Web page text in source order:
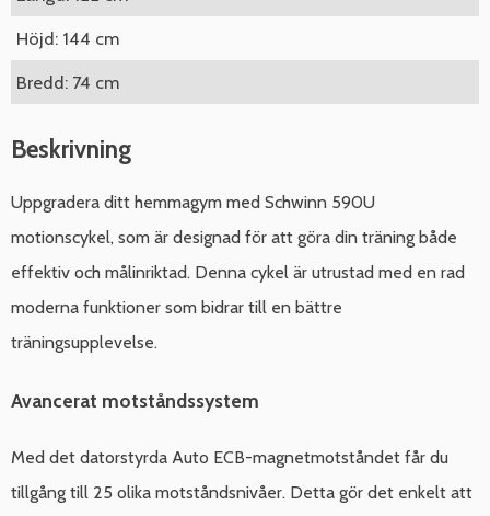
Höjd: 144 cm
Bredd: 74 cm
Beskrivning
Uppgradera ditt hemmagym med Schwinn 590U
motionscykel, som är designad för att göra din träning både
effektiv och målinriktad. Denna cykel är utrustad med en rad
moderna funktioner som bidrar till en bättre
träningsupplevelse.
Avancerat motståndssystem
Med det datorstyrda Auto ECB-magnetmotståndet får du
tillgång till 25 olika motståndsnivåer. Detta gör det enkelt att